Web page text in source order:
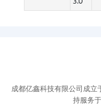
成都亿鑫科技有限公司成立
持服务